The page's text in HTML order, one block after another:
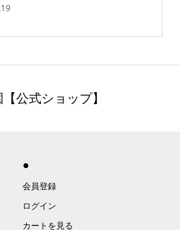
公式ショップ】
●
会員登録
ログイン
カートを見る